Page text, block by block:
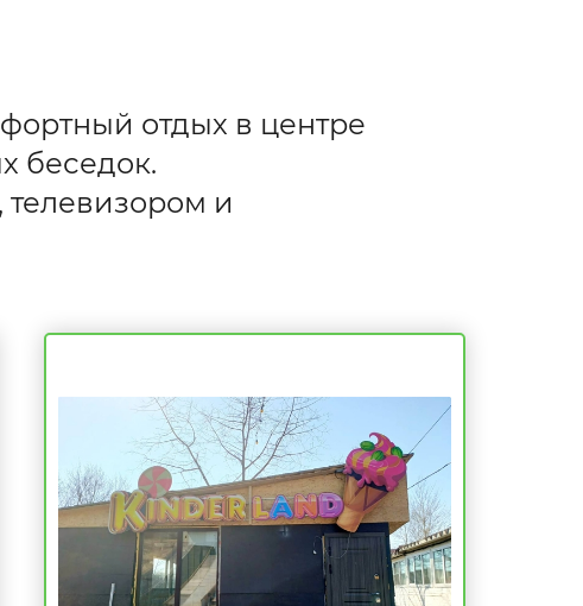
отдых в центре
беседок.
и